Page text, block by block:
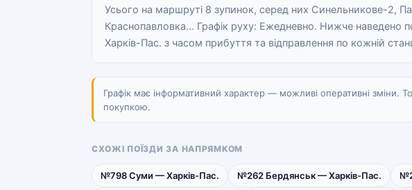
Усього на маршруті 8 зупинок, серед них Синельникове-2,
Краснопавловка… Графік руху: Ежедневно. Нижче наведено
Харків-Пас. з часом прибуття та відправлення по кожній
Графік має інформативний характер — можливі оперативні зміни.
покупкою.
СХОЖІ ПОЇЗДИ ЗА НАПРЯМКОМ
№798 Суми — Харків-Пас. №262 Бердянськ — Харків-Пас.